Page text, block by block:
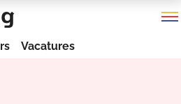
Vacatures